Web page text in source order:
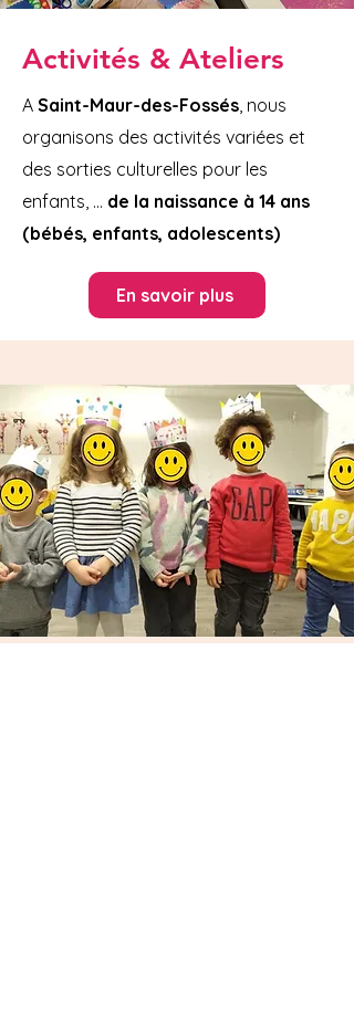
Activités & Ateliers
A Saint-Maur-des-Fossés , nous
organisons des activités variées et
des sorties culturelles pour les
enfants, ... de la naissance à 14 ans
(bébés, enfants, adolescents)
En savoir plus